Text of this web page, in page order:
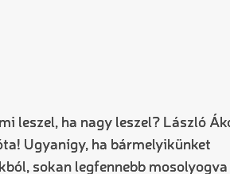
leszel, ha nagy leszel? László
Ugyanígy, ha bármelyikünket
sokan legfennebb mosolyogva